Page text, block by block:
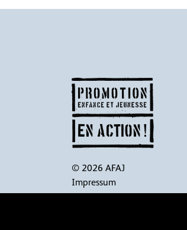
© 2026 AFAJ
Impressum
Disclaimer